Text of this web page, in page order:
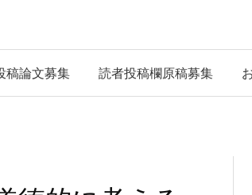
稿論文募集 読者投稿欄原稿募集